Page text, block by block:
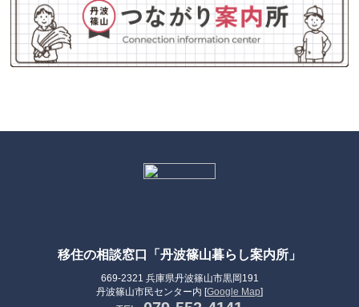
移住の相談窓口「丹波篠山暮らし案内所」
669-2321 兵庫県丹波篠山市黒岡191
丹波篠山市民センター内 [Google Map]